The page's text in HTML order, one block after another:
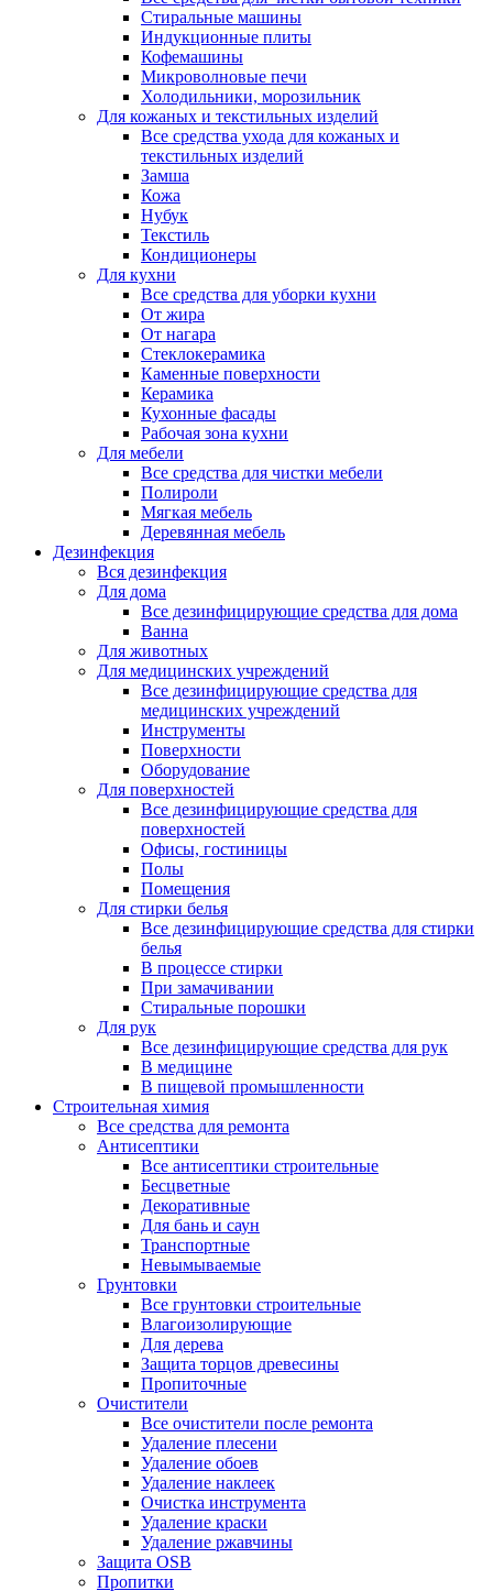
Стиральные машины
Индукционные плиты
Кофемашины
Микроволновые печи
Холодильники, морозильник
Для кожаных и текстильных изделий
Все средства ухода для кожаных и
текстильных изделий
Замша
Кожа
Нубук
Текстиль
Кондиционеры
Для кухни
Все средства для уборки кухни
От жира
От нагара
Стеклокерамика
Каменные поверхности
Керамика
Кухонные фасады
Рабочая зона кухни
Для мебели
Все средства для чистки мебели
Полироли
Мягкая мебель
Деревянная мебель
Дезинфекция
Вся дезинфекция
Для дома
Все дезинфицирующие средства для дома
Ванна
Для животных
Для медицинских учреждений
Все дезинфицирующие средства для
медицинских учреждений
Инструменты
Поверхности
Оборудование
Для поверхностей
Все дезинфицирующие средства для
поверхностей
Офисы, гостиницы
Полы
Помещения
Для стирки белья
Все дезинфицирующие средства для стирки
белья
В процессе стирки
При замачивании
Стиральные порошки
Для рук
Все дезинфицирующие средства для рук
В медицине
В пищевой промышленности
Строительная химия
Все средства для ремонта
Антисептики
Все антисептики строительные
Бесцветные
Декоративные
Для бань и саун
Транспортные
Невымываемые
Грунтовки
Все грунтовки строительные
Влагоизолирующие
Для дерева
Защита торцов древесины
Пропиточные
Очистители
Все очистители после ремонта
Удаление плесени
Удаление обоев
Удаление наклеек
Очистка инструмента
Удаление краски
Удаление ржавчины
Защита OSB
Пропитки